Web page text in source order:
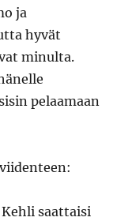
ja
hyvät
minulta.
pelaamaan
saattaisi